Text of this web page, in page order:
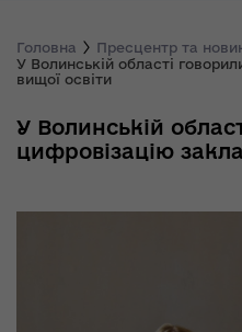
Головна Пресцентр та
У Волинській області
вищої освіти
У Волинській
цифровізацію